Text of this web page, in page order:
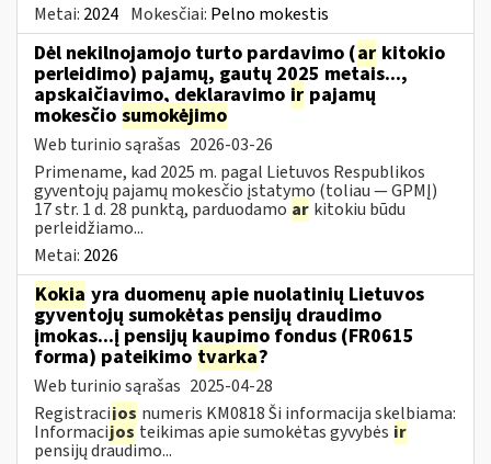
Metai: 2024 Mokesčiai: Pelno mokestis
Dėl nekilnojamojo turto pardavimo (ar kitokio
perleidimo) pajamų, gautų 2025 metais...,
apskaičiavimo, deklaravimo ir pajamų
mokesčio sumokėjimo
Web turinio sąrašas 2026-03-26
Primename, kad 2025 m. pagal Lietuvos Respublikos
gyventojų pajamų mokesčio įstatymo (toliau — GPMĮ)
17 str. 1 d. 28 punktą, parduodamo ar kitokiu būdu
perleidžiamo...
Metai: 2026
Kokia yra duomenų apie nuolatinių Lietuvos
gyventojų sumokėtas pensijų draudimo
įmokas...į pensijų kaupimo fondus (FR0615
forma) pateikimo tvarka?
Web turinio sąrašas 2025-04-28
Registracijos numeris KM0818 Ši informacija skelbiama:
Informacijosteikimas apie sumokėtas gyvybės ir
pensijų draudimo...